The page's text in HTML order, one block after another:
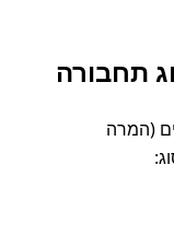
תחבורה
(המרה